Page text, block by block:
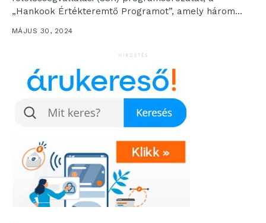
„Hankook Értékteremtő Programot”, amely három
pillérre épül: környezeti-társadalmi ügyek, egészség
és oktatás,...
MÁJUS 30, 2024
HIRDETÉS